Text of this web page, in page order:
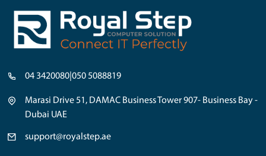
04 3420080 050 5088819
Marasi Drive 51, DAMAC Business Tower 907- Business Bay -
Dubai UAE
support@royalstep.ae